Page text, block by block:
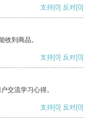
支持[0] 反对[0]
收到商品。
支持[0] 反对[0]
交流学习心得。
支持[0] 反对[0]